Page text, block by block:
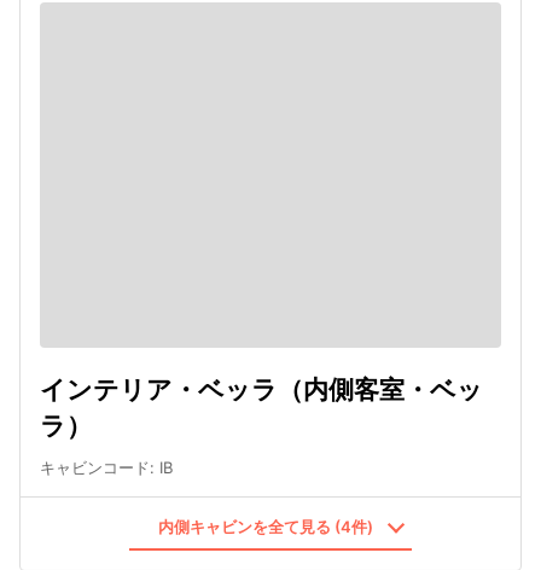
インテリア・ベッラ（内側客室・ベッ
ラ）
キャビンコード: IB
内側キャビンを全て見る (4件)